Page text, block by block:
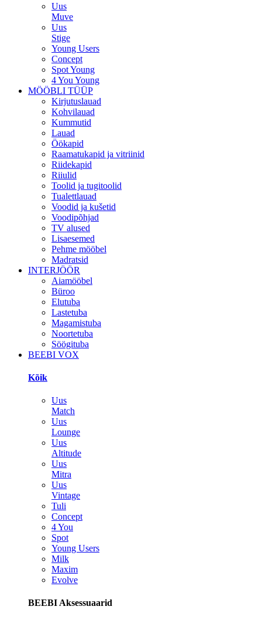
Uus
Muve
Uus
Stige
Young Users
Concept
Spot Young
4 You Young
MÖÖBLI TÜÜP
Kirjutuslauad
Kohvilauad
Kummutid
Lauad
Öökapid
Raamatukapid ja vitriinid
Riidekapid
Riiulid
Toolid ja tugitoolid
Tualettlauad
Voodid ja kušetid
Voodipõhjad
TV alused
Lisaesemed
Pehme mööbel
Madratsid
INTERJÖÖR
Aiamööbel
Büroo
Elutuba
Lastetuba
Magamistuba
Noortetuba
Söögituba
BEEBI VOX
Kõik
Uus
Match
Uus
Lounge
Uus
Altitude
Uus
Mitra
Uus
Vintage
Tuli
Concept
4 You
Spot
Young Users
Milk
Maxim
Evolve
BEEBI Aksessuaarid